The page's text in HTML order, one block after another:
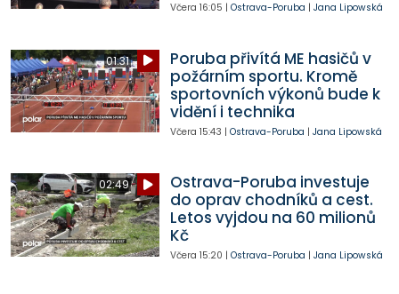
Včera 16:05 | Ostrava-Poruba | Jana Lipowská
01:31
Poruba přivítá ME hasičů v
požárním sportu. Kromě
sportovních výkonů bude k
vidění i technika
Včera 15:43 | Ostrava-Poruba | Jana Lipowská
02:49
Ostrava-Poruba investuje
do oprav chodníků a cest.
Letos vyjdou na 60 milionů
Kč
Včera 15:20 | Ostrava-Poruba | Jana Lipowská